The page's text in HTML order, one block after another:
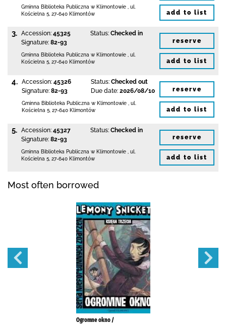
Gminna Biblioteka Publiczna w Klimontowie
ul.
Kościelna 5 27-640 Klimontów add to list
3. Accession: 45325
Signature: 82-93
Status: Checked in
Gminna Biblioteka Publiczna w Klimontowie , ul.
Kościelna 5, 27-640 Klimontów
reserve
add to list
4. Accession: 45326
Signature: 82-93
Status: Checked out
Due date: 2026/08/10
Gminna Biblioteka Publiczna w Klimontowie
ul.
Kościelna 5 27-640 Klimontów
reserve
add to list
5. Accession: 45327
Signature: 82-93
Status: Checked in
Gminna Biblioteka Publiczna w Klimontowie
ul.
Kościelna 5 27-640 Klimontów
reserve
add to list
Most often borrowed
Ogromne okno /